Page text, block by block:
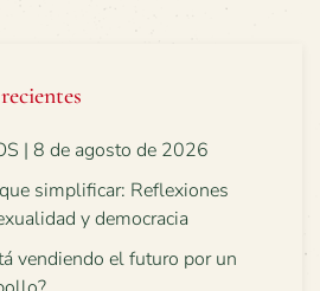
| 8 de agosto de 2026
simplificar: Reflexiones
y democracia
vendiendo el futuro por un